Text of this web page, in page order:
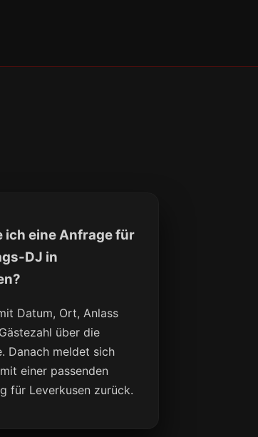
ich eine Anfrage für
DJ in
Datum, Ort, Anlass
über die
Danach meldet sich
einer passenden
für Leverkusen zurück.